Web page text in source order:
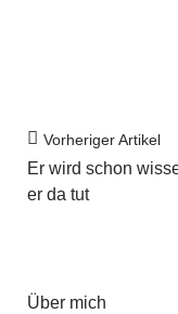
Vorheriger Artikel
Er wird schon
er da tut
Über mich